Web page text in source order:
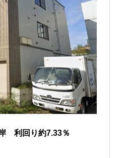
利回り約7.33％